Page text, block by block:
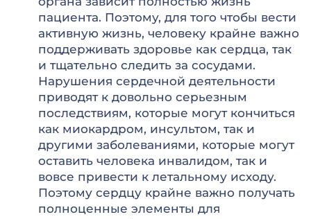
пациента. Поэтому, для того чтобы вести
активную жизнь, человеку крайне важно
поддерживать здоровье как сердца, так
и тщательно следить за сосудами.
Нарушения сердечной деятельности
приводят к довольно серьезным
последствиям, которые могут кончиться
как миокардром, инсультом, так и
другими заболеваниями, которые могут
оставить человека инвалидом, так и
вовсе привести к летальному исходу.
Поэтому сердцу крайне важно получать
полноценные элементы для